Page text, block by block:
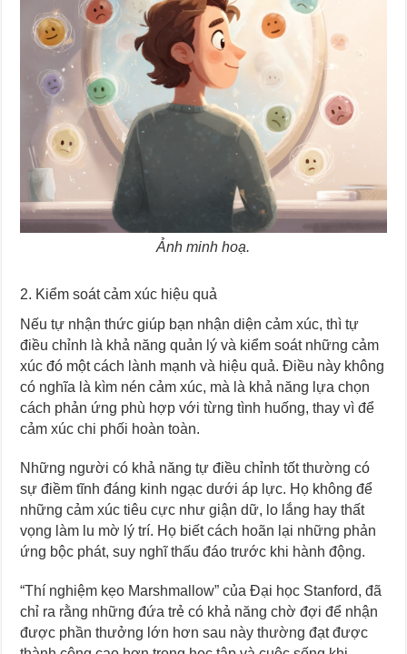
Ảnh minh hoạ.
2. Kiểm soát cảm xúc hiệu quả
Nếu tự nhận thức giúp bạn nhận diện cảm xúc, thì tự
điều chỉnh là khả năng quản lý và kiểm soát những cảm
xúc đó một cách lành mạnh và hiệu quả. Điều này không
có nghĩa là kìm nén cảm xúc, mà là khả năng lựa chọn
cách phản ứng phù hợp với từng tình huống, thay vì để
cảm xúc chi phối hoàn toàn.
Những người có khả năng tự điều chỉnh tốt thường có
sự điềm tĩnh đáng kinh ngạc dưới áp lực. Họ không để
những cảm xúc tiêu cực như giận dữ, lo lắng hay thất
vọng làm lu mờ lý trí. Họ biết cách hoãn lại những phản
ứng bộc phát, suy nghĩ thấu đáo trước khi hành động.
“Thí nghiệm kẹo Marshmallow” của Đại học Stanford, đã
chỉ ra rằng những đứa trẻ có khả năng chờ đợi để nhận
được phần thưởng lớn hơn sau này thường đạt được